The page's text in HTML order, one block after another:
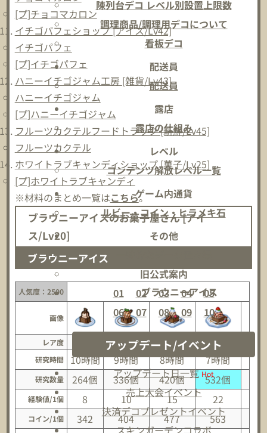
陳列台デコ レベル別設置上限数
調理商品/調理用デコについて
看板デコ
配送員
配送員
露店
露店の仕組み
レベル
コンテンツ解放レベル一覧
ゲーム内通貨
ルビー・コイン・ヒラメキ石
その他
旧公式案内
01
02 03 04
05
06
07 08 09 10
アップデート/イベント
アップデート日一覧 Hot
売上大会イベント
決済デコプレゼントイベント
スキンガーデンコラボ
[プ]チョコマカロン
イチゴパフェショップ [アイス/Lv42]
イチゴパフェ
[プ]イチゴパフェ
ハニーイチゴジャム工房 [雑貨/Lv43]
ハニーイチゴジャム
[プ]ハニーイチゴジャム
フルーツカクテルフードトラック [新鮮/Lv45]
フルーツカクテル
ホワイトラブキャンディショップ [菓子/Lv25]
[プ]ホワイトラブキャンディ
※材料のまとめ一覧はこちら。
ブラウニーアイスのお菓子屋さん [アイ
ス/Lv20]
ブラウニーアイス
人気度：2500 ブラウニーアイス
画像
レア度 ★★ ★★★ ★★★★
研究時間
10時間 9時間 8時間 7時間 6
研究数量 264個 336個 420個 532個
経験値/1個 8 10 15 22
コイン/1個 342 404 477 563